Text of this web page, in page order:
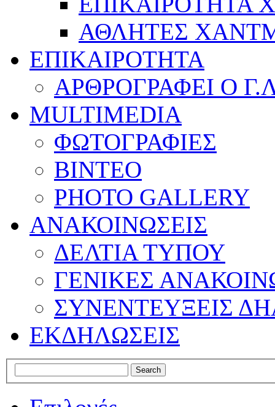
ΑΘΛΗΤΕΣ
ΕΠΙΚΑΙΡΟΤΗΤΑ
ΑΡΘΡΟΓΡΑΦΕΙ Ο
MULTIMEDIA
ΦΩΤΟΓΡΑΦΙΕΣ
ΒΙΝΤΕΟ
PHOTO GALLERY
ΑΝΑΚΟΙΝΩΣΕΙΣ
ΔΕΛΤΙΑ ΤΥΠΟΥ
ΓΕΝΙΚΕΣ
ΣΥΝΕΝΤΕΥΞΕΙΣ
ΕΚΔΗΛΩΣΕΙΣ